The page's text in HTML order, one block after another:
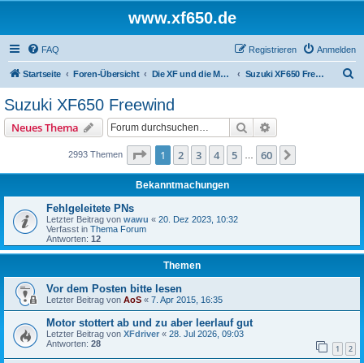
www.xf650.de
FAQ Anmelden
Registrieren
Startseite Foren-Übersicht Die XF und die Moppeds der ehemaligen XF-Treiber Suzuki XF650 Freewind
Suzuki XF650 Freewind
Neues Thema Suche
2993 Themen Seite 1von 60
1 2 3 4 5 60
Bekanntmachungen
Fehlgeleitete PNs
Letzter Beitrag von wawu « 20. Dez 2023, 10:32
Verfasst in Thema Forum
Antworten: 12
Themen
Vor dem Posten bitte lesen
Letzter Beitrag von AoS « 7. Apr 2015, 16:35
Motor stottert ab und zu aber leerlauf gut
Letzter Beitrag von XFdriver « 28. Jul 2026, 09:03
Antworten: 28 1 2